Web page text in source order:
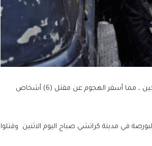
تعرض مبني البورصة في مدينة كراتشي في باكستان لهجوم مسلح من قبل مسلحين ، مما أسفر الهجوم عن مقتل (6) أشخاص
في مدينة كراتشي صباح اليوم الاثنين وقتلوا